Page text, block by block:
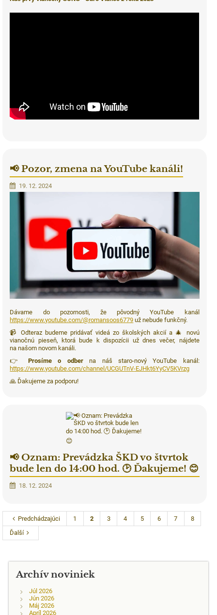
📢 Pozor, zmena na YouTube kanáli!
19. 12. 2024
Dávame do pozornosti, že pôvodný YouTube kanál
https://www.youtube.com/@romansoos6779 už nebude funkčný.
📹 Odteraz budeme pridávať videá zo školských akcií a 🎄 novú
vianočnú pieseň, ktorá bude k dispozícii už dnes večer, nájdete
na našom novom kanáli.
👉Prosíme o odberna náš staro-nový YouTube kanál:
https://www.youtube.com/channel/UCGUTnV-EJHkt6YyCV5KVrzg
🙏 Ďakujeme za podporu!
📢 Oznam: Prevádzka ŠKD vo štvrtok
bude len do 14:00 hod. 🕑 Ďakujeme! 😊
18. 12. 2024
Predchádzajúci 1 2 3 4 5 6 7
8
Ďalší
Archív noviniek
Júl 2026
Jún 2026
Máj 2026
Apríl 2026